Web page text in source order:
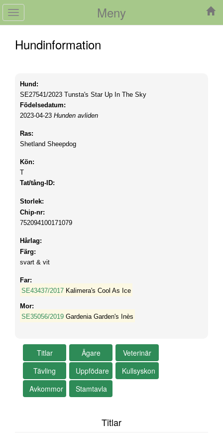
Meny
Toggle
navigation
Hundinformation
Hund:
SE27541/2023 Tunsta's Star Up In The Sky
Födelsedatum:
2023-04-23 Hunden avliden
Ras:
Shetland Sheepdog
Kön:
T
Tat/tång-ID:
Storlek:
Chip-nr:
752094100171079
Hårlag:
Färg:
svart & vit
Far:
SE43437/2017 Kalimera's Cool As Ice
Mor:
SE35056/2019 Gardenia Garden's Inès
Titlar